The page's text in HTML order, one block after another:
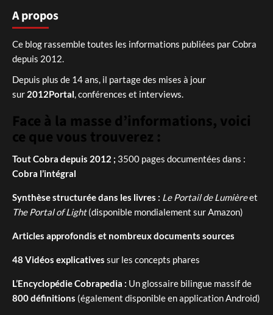
A propos
Ce blog rassemble toutes les informations publiées par Cobra
depuis 2012.
Depuis plus de 14 ans, il partage des mises à jour
sur 2012Portal, conférences et interviews.
Face à la masse d’informations, voici
ce que vous trouverez :
Tout Cobra depuis 2012 ; 3500 pages documentées dans :
Cobra l’intégral
Synthèse structurée dans les livres : Le Portail de Lumièreet
The Portal of Light(disponible mondialement sur Amazon)
Articles approfondis et nombreux documents sources
48 Vidéos explicatives sur les concepts phares
L’Encyclopédie Cobrapedia : Un glossaire bilingue massif de
800 définitions (également disponible en application Android)